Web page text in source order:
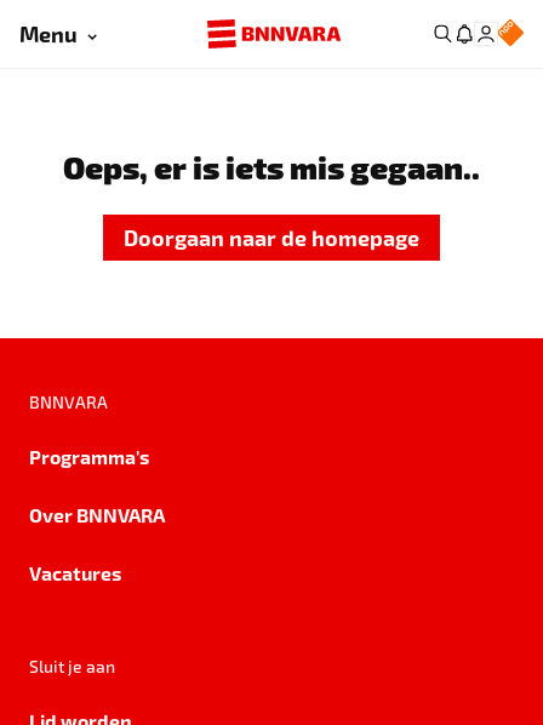
Menu
Oeps, er is iets mis gegaan..
Doorgaan naar de homepage
BNNVARA
Programma's
Over BNNVARA
Vacatures
Sluit je aan